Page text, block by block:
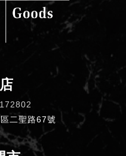
二聖路67號